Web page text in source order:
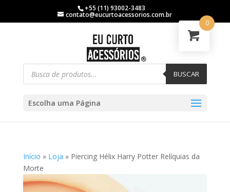
+55 (11) 93002-3483
contato@eucurtoacessorios.com.br
BUSCAR
Escolha uma Página
Início » Loja » Piercing Hélix Harry Potter Relíquias da
Morte
0